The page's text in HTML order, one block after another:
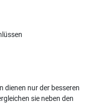
dienen nur der besseren
sie neben den